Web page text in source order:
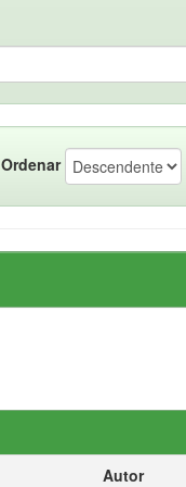
Ordenar
Autor